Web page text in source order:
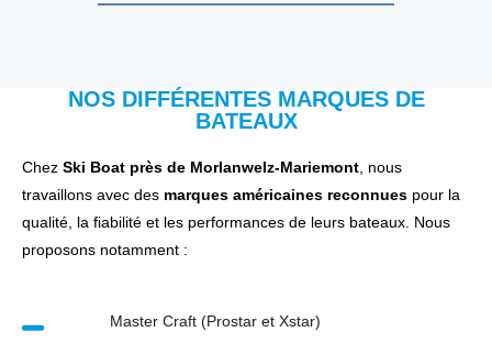
NOS DIFFÉRENTES MARQUES DE
BATEAUX
Chez Ski Boat près de Morlanwelz-Mariemont , nous
travaillons avec des marques américaines reconnues pour la
qualité, la fiabilité et les performances de leurs bateaux. Nous
proposons notamment :
Master Craft (Prostar et Xstar)